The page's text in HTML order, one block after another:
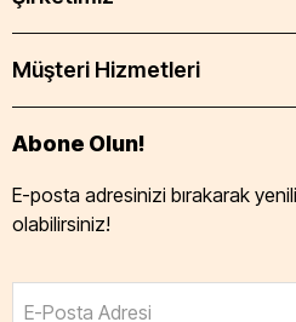
Müşteri Hizmetleri
Abone Olun!
E-posta adresinizi bırakarak
olabilirsiniz!
E-Posta Adresi